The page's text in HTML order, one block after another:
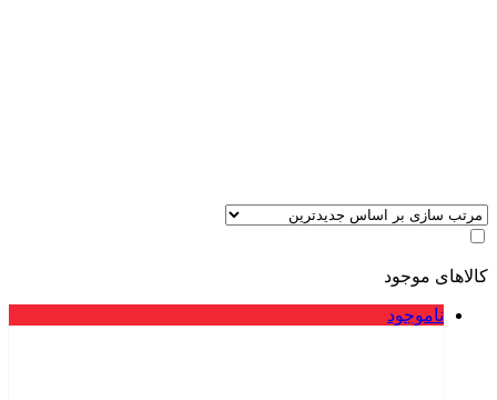
کالاهای موجود
ناموجود